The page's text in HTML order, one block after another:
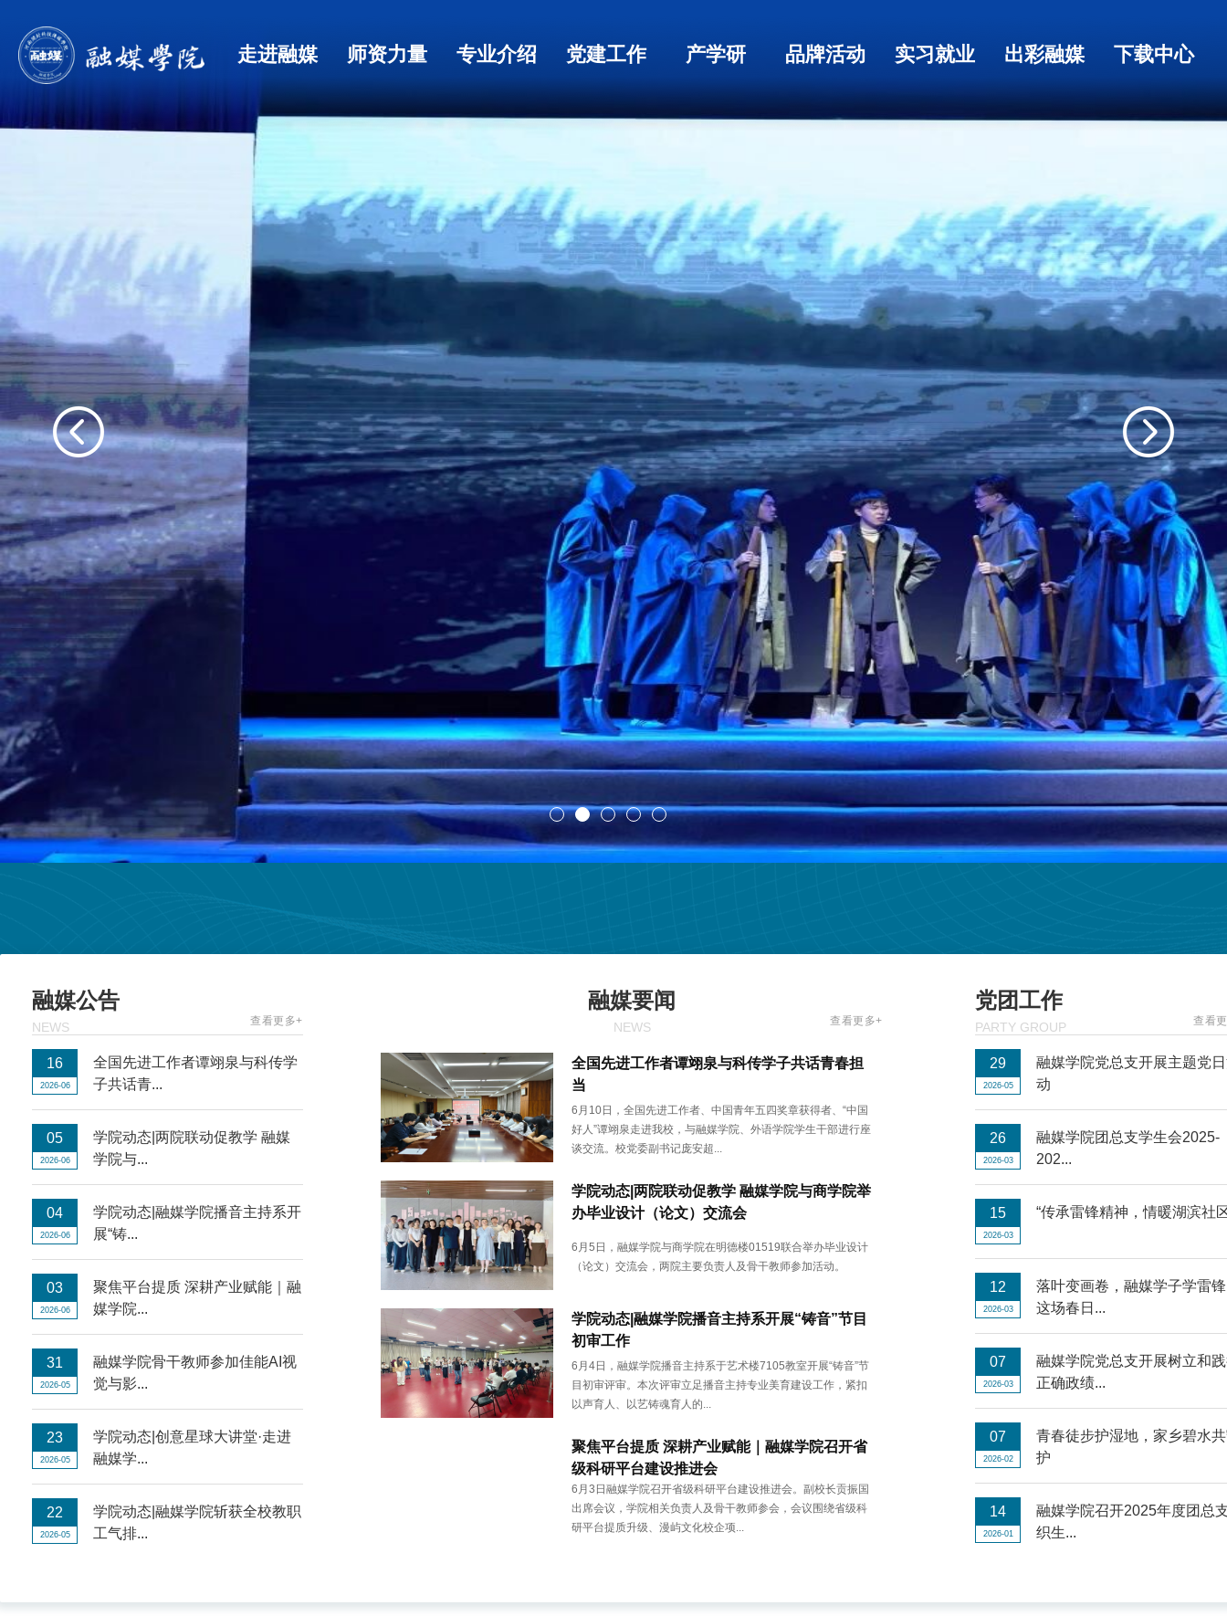
走进融媒 师资力量 专业介绍 党建工作 产学研 品牌活动 实习就业 出彩融媒 下载中心
融媒公告
NEWS 查看更多+
全国先进工作者谭翊泉与科传学
子共话青...
16
2026-06
学院动态|两院联动促教学 融媒
学院与...
05
2026-06
学院动态|融媒学院播音主持系开
展“铸...
04
2026-06
聚焦平台提质 深耕产业赋能｜融
媒学院...
03
2026-06
融媒学院骨干教师参加佳能AI视
觉与影...
31
2026-05
学院动态|创意星球大讲堂·走进
融媒学...
23
2026-05
学院动态|融媒学院斩获全校教职
工气排...
22
2026-05
融媒要闻
NEWS 查看更多+
全国先进工作者谭翊泉与科传学子共话青春担
当
6月10日，全国先进工作者、中国青年五四奖章获得者、“中国
好人”谭翊泉走进我校，与融媒学院、外语学院学生干部进行座
谈交流。校党委副书记庞安超...
学院动态|两院联动促教学 融媒学院与商学院举
办毕业设计（论文）交流会
6月5日，融媒学院与商学院在明德楼01519联合举办毕业设计
（论文）交流会，两院主要负责人及骨干教师参加活动。
学院动态|融媒学院播音主持系开展“铸音”节目
初审工作
6月4日，融媒学院播音主持系于艺术楼7105教室开展“铸音”节
目初审评审。本次评审立足播音主持专业美育建设工作，紧扣
以声育人、以艺铸魂育人的...
聚焦平台提质 深耕产业赋能｜融媒学院召开省
级科研平台建设推进会
6月3日融媒学院召开省级科研平台建设推进会。副校长贡振国
出席会议，学院相关负责人及骨干教师参会，会议围绕省级科
研平台提质升级、漫屿文化校企项...
党团工作
PARTY GROUP 查看
融媒学院党总支开展主题党
动
29
2026-05
融媒学院团总支学生会2025-
202...
26
2026-03
“传承雷锋精神，情暖湖滨社
15
2026-03
落叶变画卷，融媒学子学雷
这场春日...
12
2026-03
融媒学院党总支开展树立和
正确政绩...
07
2026-03
青春徒步护湿地，家乡碧水
护
07
2026-02
融媒学院召开2025年度团总
织生...
14
2026-01